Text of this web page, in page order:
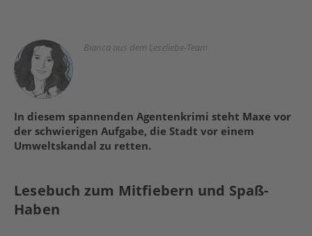
Bianca aus dem Leseliebe-Team
In diesem spannenden Agentenkrimi steht Maxe vor
der schwierigen Aufgabe, die Stadt vor einem
Umweltskandal zu retten.
Lesebuch zum Mitfiebern und Spaß-
Haben